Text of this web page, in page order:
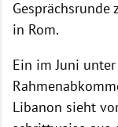
in Rom.
Ein im Juni
Libanon sieht